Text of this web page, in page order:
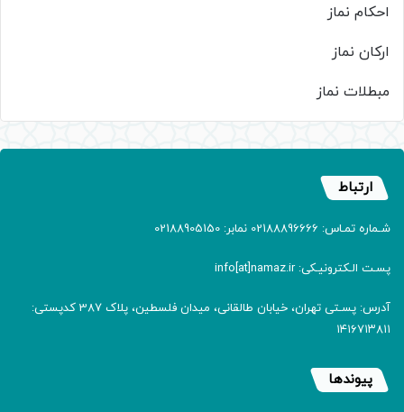
احکام نماز
ارکان نماز
مبطلات نماز
ارتباط
شـماره تمـاس: 02188896666 نمابر: 02188905150
پسـت الـکترونیـکی: info[at]namaz.ir
آدرس: پسـتی تهران، خیابان طالقانی، میدان فلسطین، پلاک 387 کدپستی:
۱۴۱۶۷۱۳۸۱۱
پیوندها